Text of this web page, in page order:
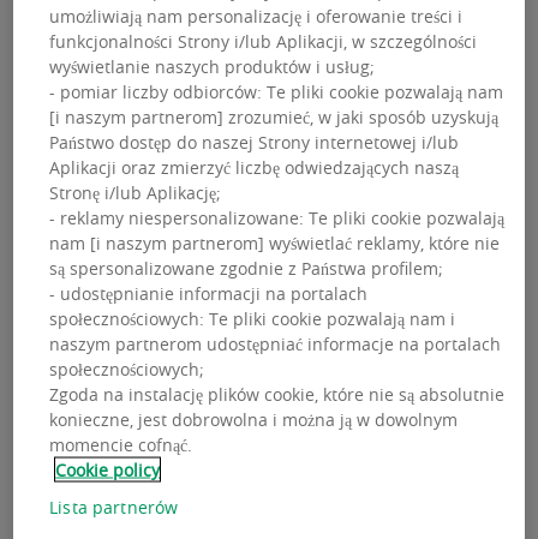
dziś znaczy miejsce pracy? Jak tworzyć przestrzenie,
które mogą być równie funkcjonalne, co atrakcyjne i
integrujące. Więcej niż tylko biura, bo będące
miejscami do pracy i współpracy, spotkań, rozmów,
kreatywnych dyskusji, ale też inspiracji czy
odpoczynku.
Żeby zaspakajać ambicje naszych klientów i
biznesowych partnerów, najemców, wynajmujących
oraz inwestorów, badamy megatrendy, przyglądamy
się różnym kontekstom strategicznym i bardzo często
wnikamy w hiper-lokalne uwarunkowania miast i
rynków regionalnych. Takie podejście pozwala nam
pomagać w podejmowaniu lepszych decyzji w zakresie
opracowania kompleksowej strategii w odniesieniu do
powierzchni biurowej patrząc na indywidulane bieżące
oraz przyszłe potrzeby organizacji. W ramach
opracowania i implementacji kompleksowej strategii
proponujemy:
umożliwiają nam personalizację i oferowanie treści i
funkcjonalności Strony i/lub Aplikacji, w szczególności
wyświetlanie naszych produktów i usług;
- pomiar liczby odbiorców: Te pliki cookie pozwalają nam
[i naszym partnerom] zrozumieć, w jaki sposób uzyskują
Państwo dostęp do naszej Strony internetowej i/lub
Aplikacji oraz zmierzyć liczbę odwiedzających naszą
Stronę i/lub Aplikację;
- reklamy niespersonalizowane: Te pliki cookie pozwalają
nam [i naszym partnerom] wyświetlać reklamy, które nie
są spersonalizowane zgodnie z Państwa profilem;
- udostępnianie informacji na portalach
społecznościowych: Te pliki cookie pozwalają nam i
naszym partnerom udostępniać informacje na portalach
społecznościowych;
Zgoda na instalację plików cookie, które nie są absolutnie
konieczne, jest dobrowolna i można ją w dowolnym
momencie cofnąć.
Cookie policy
Lista partnerów